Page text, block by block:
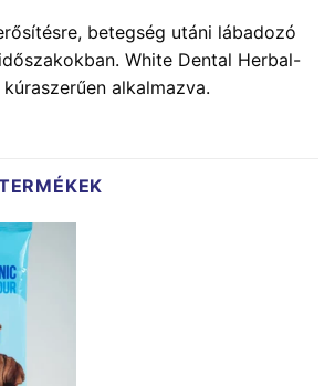
betegség utáni lábadozó
White Dental Herbal-
alkalmazva.